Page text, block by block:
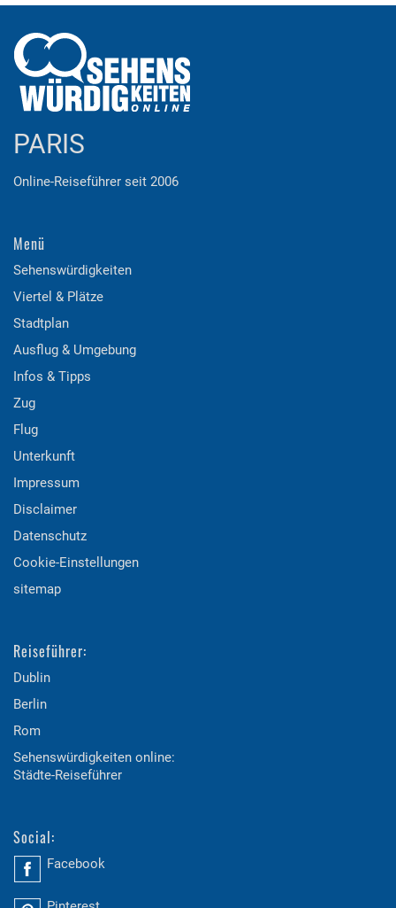
PARIS
Online-Reiseführer seit 2006
Menü
Sehenswürdigkeiten
Viertel & Plätze
Stadtplan
Ausflug & Umgebung
Infos & Tipps
Zug
Flug
Unterkunft
Impressum
Disclaimer
Datenschutz
Cookie-Einstellungen
sitemap
Reiseführer:
Dublin
Berlin
Rom
Sehenswürdigkeiten online:
Städte-Reiseführer
Social:
Facebook